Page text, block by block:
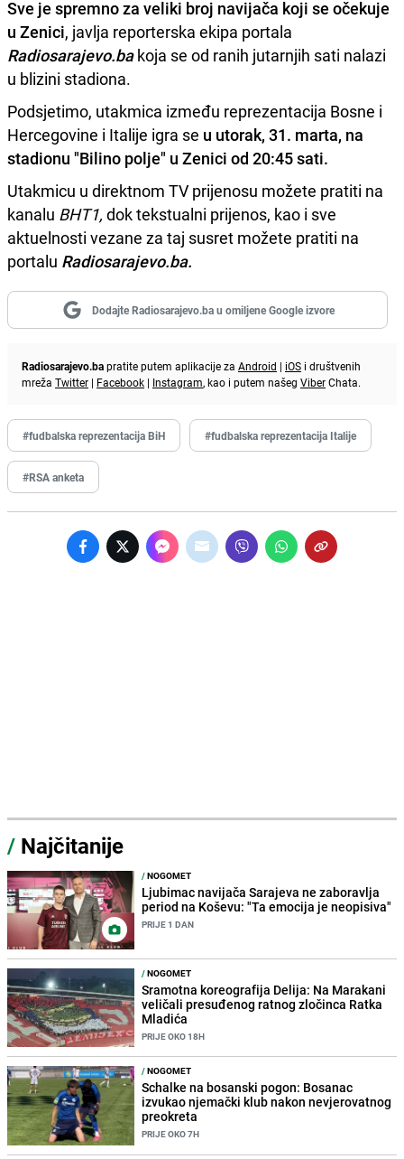
Sve je spremno za veliki broj navijača koji se očekuje
u Zenici, javlja reporterska ekipa portala
Radiosarajevo.ba koja se od ranih jutarnjih sati nalazi
u blizini stadiona.
Podsjetimo, utakmica između reprezentacija Bosne i
Hercegovine i Italije igra se u utorak, 31. marta, na
stadionu "Bilino polje" u Zenici od 20:45 sati.
Utakmicu u direktnom TV prijenosu možete pratiti na
kanalu BHT1, dok tekstualni prijenos, kao i sve
aktuelnosti vezane za taj susret možete pratiti na
portalu Radiosarajevo.ba.
Dodajte Radiosarajevo.ba u omiljene Google izvore
Radiosarajevo.bapratite putem aplikacije za Android | iOS i društvenih
mreža Twitter | Facebook | Instagram, kao i putem našeg ViberChata.
#fudbalska reprezentacija BiH #fudbalska reprezentacija Italije
#RSA anketa
/ Najčitanije
/NOGOMET
Ljubimac navijača Sarajeva ne zaboravlja
period na Koševu: "Ta emocija je neopisiva"
PRIJE 1 DAN
/NOGOMET
Sramotna koreografija Delija: Na Marakani
veličali presuđenog ratnog zločinca Ratka
Mladića
PRIJE OKO 18H
/NOGOMET
Schalke na bosanski pogon: Bosanac
izvukao njemački klub nakon nevjerovatnog
preokreta
PRIJE OKO 7H